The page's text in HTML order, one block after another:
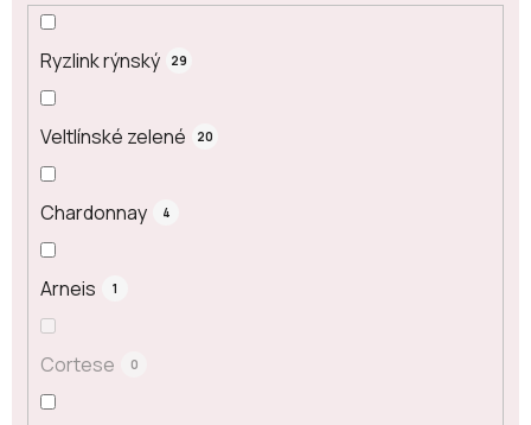
Ryzlink rýnský 29
Veltlínské zelené 20
Chardonnay 4
Arneis 1
Cortese 0